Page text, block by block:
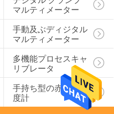
マルティメーター
手動及ぶディジタル
マルティメーター
多機能プロセスキャ
リブレータ
手持ち型の赤外線温
度計